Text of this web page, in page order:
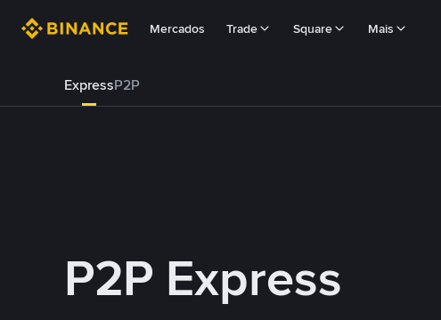
Mercados Trade Square Mais
ExpressP2P
P2P Express